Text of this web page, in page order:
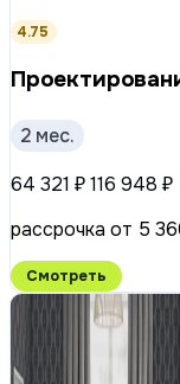
4.75
2 мес.
64 321 ₽116 948 ₽
рассрочка от 5
Смотреть